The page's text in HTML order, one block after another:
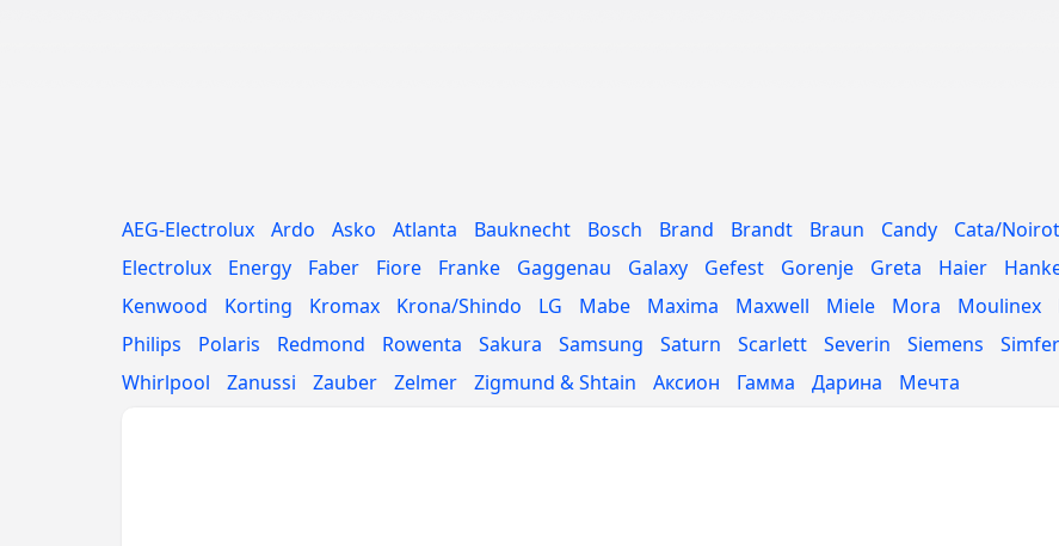
AEG-Electrolux Ardo Asko Atlanta Bauknecht Bosch Brand Brandt Braun Candy Cata/Noirot
Electrolux
Energy Faber Fiore Franke Gaggenau Galaxy Gefest Gorenje Greta Haier
Kenwood
Korting Kromax Krona/Shindo LG Mabe Maxima Maxwell Miele Mora Moulinex
Philips
Polaris Redmond Rowenta Sakura Samsung Saturn Scarlett Severin Siemens Simfer
Whirlpool
Zanussi Zauber Zelmer Zigmund & Shtain Аксион Гамма Дарина Мечта